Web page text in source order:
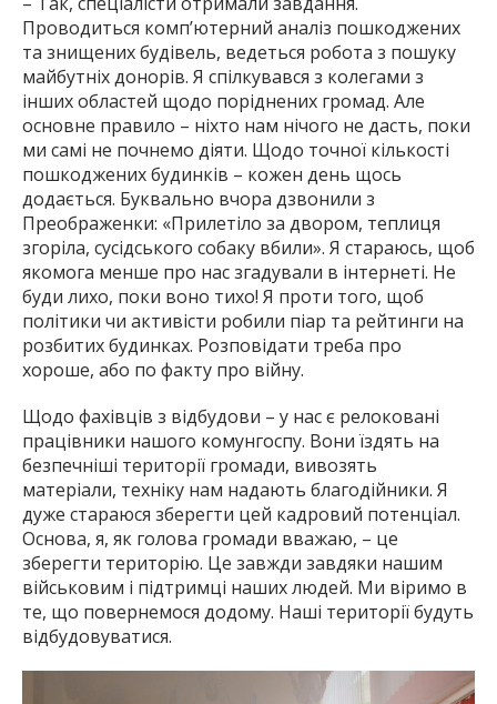
Проводиться комп’ютерний аналіз пошкоджених
та знищених будівель, ведеться робота з пошуку
майбутніх донорів. Я спілкувався з колегами з
інших областей щодо поріднених громад. Але
основне правило – ніхто нам нічого не дасть, поки
ми самі не почнемо діяти. Щодо точної кількості
пошкоджених будинків – кожен день щось
додається. Буквально вчора дзвонили з
Преображенки: «Прилетіло за двором, теплиця
згоріла, сусідського собаку вбили». Я стараюсь, щоб
якомога менше про нас згадували в інтернеті. Не
буди лихо, поки воно тихо! Я проти того, щоб
політики чи активісти робили піар та рейтинги на
розбитих будинках. Розповідати треба про
хороше, або по факту про війну.
Щодо фахівців з відбудови – у нас є релоковані
працівники нашого комунгоспу. Вони їздять на
безпечніші території громади, вивозять
матеріали, техніку нам надають благодійники. Я
дуже стараюся зберегти цей кадровий потенціал.
Основа, я, як голова громади вважаю, – це
зберегти територію. Це завжди завдяки нашим
військовим і підтримці наших людей. Ми віримо в
те, що повернемося додому. Наші території будуть
відбудовуватися.